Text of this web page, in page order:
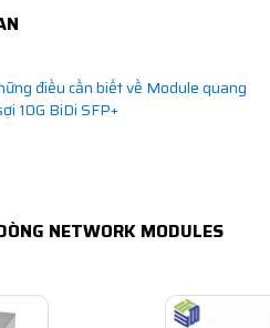
điều cần biết về Module quang
10G BiDi SFP+
NETWORK MODULES